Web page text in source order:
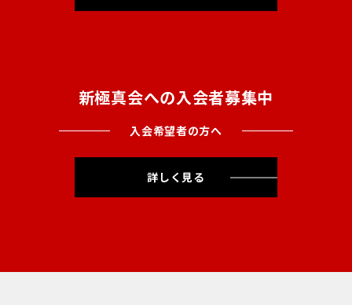
新極真会への入会者募集中
入会希望者の方へ
詳しく見る